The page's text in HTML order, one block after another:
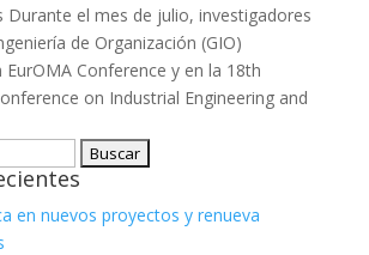
Durante el mes de julio, investigadores
de Organización (GIO)
Conference y en la 18th
on Industrial Engineering and
en nuevos proyectos y renueva